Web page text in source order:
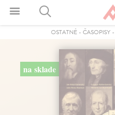
OSTATNÉ - ČASOPISY -
na sklade